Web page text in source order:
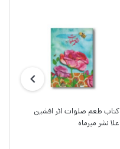
کتاب طعم صلوات اثر افشین
علا نشر میرماه